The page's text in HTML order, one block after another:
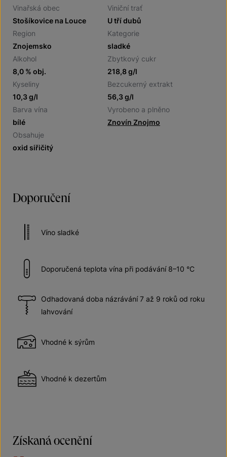
Vinařská obec
Stošíkovice na Louce
Viniční trať
U tří dubů
Region
Znojemsko
Kategorie
sladké
Alkohol
8,0 % obj.
Zbytkový cukr
218,8 g/l
Kyseliny
10,3 g/l
Bezcukerný extrakt
56,3 g/l
Barva vína
bílé
Vyrobeno a plněno
Znovín Znojmo
Obsahuje
oxid siřičitý
Doporučení
Víno sladké
Doporučená teplota vína při podávání 8–10 °C
Odhadovaná doba názrávání 7 až 9 roků od roku
lahvování
Vhodné k sýrům
Vhodné k dezertům
Získaná ocenění